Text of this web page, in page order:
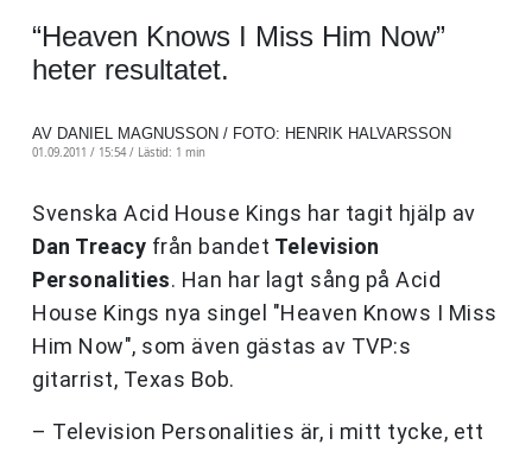
“Heaven Knows I Miss Him Now”
heter resultatet.
AV DANIEL MAGNUSSON / FOTO: HENRIK HALVARSSON
01.09.2011 / 15:54 / Lästid: 1 min
Svenska Acid House Kings har tagit hjälp av
Dan Treacy från bandet Television
Personalities. Han har lagt sång på Acid
House Kings nya singel "Heaven Knows I Miss
Him Now", som även gästas av TVP:s
gitarrist, Texas Bob.
– Television Personalities är, i mitt tycke, ett